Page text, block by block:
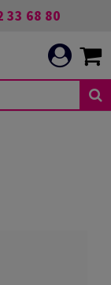
33 68 80